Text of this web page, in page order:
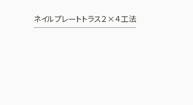
ネイルプレートトラス２×４工法